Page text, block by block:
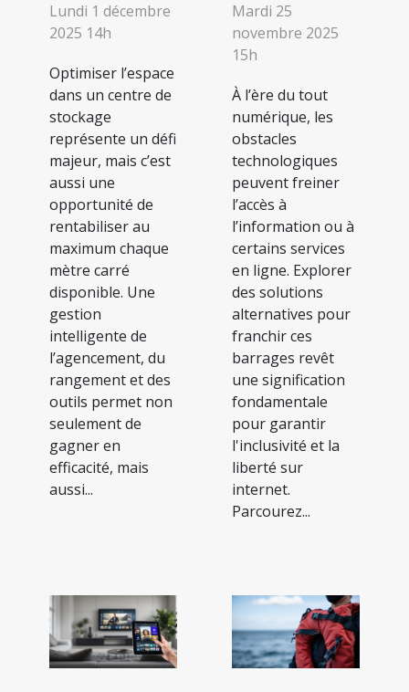
Lundi 1 décembre
2025 14h
Optimiser l’espace
dans un centre de
stockage
représente un défi
majeur, mais c’est
aussi une
opportunité de
rentabiliser au
maximum chaque
mètre carré
disponible. Une
gestion
intelligente de
l’agencement, du
rangement et des
outils permet non
seulement de
gagner en
efficacité, mais
aussi...
Mardi 25
novembre 2025
15h
À l’ère du tout
numérique, les
obstacles
technologiques
peuvent freiner
l’accès à
l’information ou à
certains services
en ligne. Explorer
des solutions
alternatives pour
franchir ces
barrages revêt
une signification
fondamentale
pour garantir
l'inclusivité et la
liberté sur
internet.
Parcourez...